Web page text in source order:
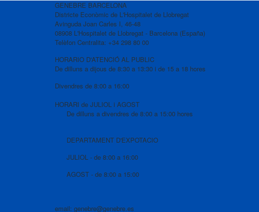
GENEBRE BARCELONA
Districte Econòmic de L'Hospitalet de Llobregat
Avinguda Joan Carles I, 46-48
08908 L'Hospitalet de Llobregat - Barcelona (España)
Telèfon Centralita: +34 298 80 00
HORARIO D'ATENCIÓ AL PUBLIC
De dilluns a dijous de 8:30 a 13:30 i de 15 a 18 hores
Divendres de 8:00 a 16:00
HORARI de JULIOL i AGOST
De dilluns a divendres de 8:00 a 15:00 hores
DEPARTAMENT D'EXPOTACIO
JULIOL - de 8:00 a 16:00
AGOST - de 8:00 a 15:00
email: genebre@genebre.es